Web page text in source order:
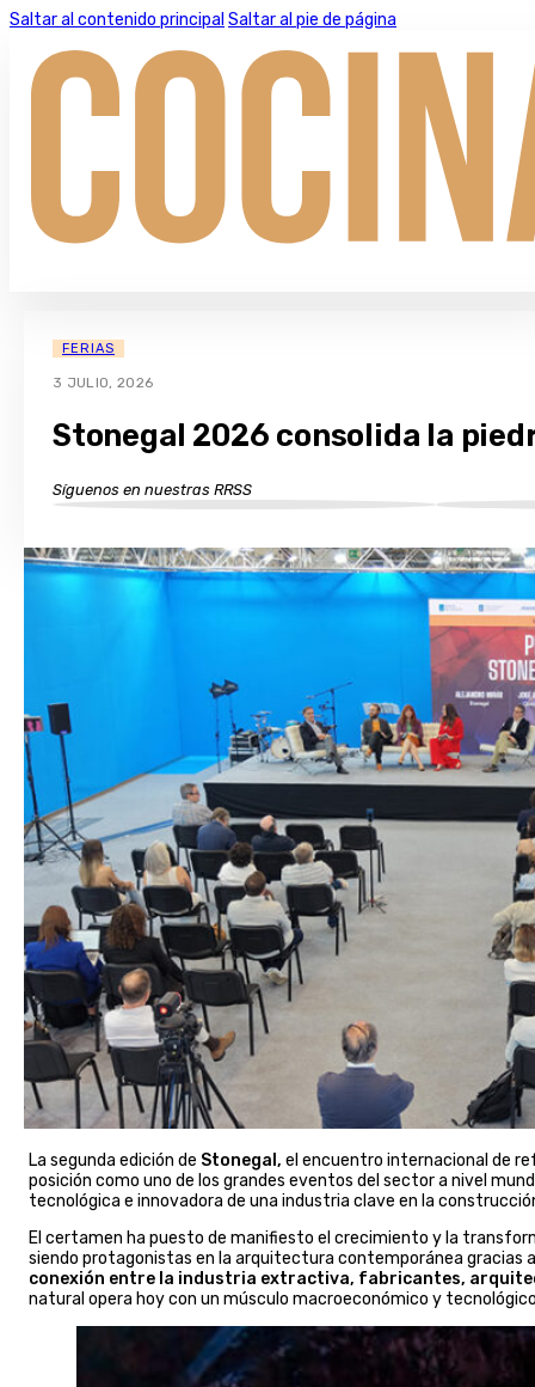
Saltar al contenido principal Saltar al pie de página
FERIAS
3 JULIO, 2026
Stonegal 2026 consolida la
Síguenos en nuestras RRSS
La segunda edición de Stonegal, el encuentro internacional de
posición como uno de los grandes eventos del sector a nivel
tecnológica e innovadora de una industria clave en la
El certamen ha puesto de manifiesto el crecimiento y la
siendo protagonistas en la arquitectura contemporánea
conexión entre la industria extractiva, fabricantes,
natural opera hoy con un músculo macroeconómico y